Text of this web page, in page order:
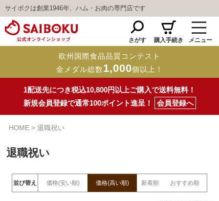
サイボクは創業1946年、ハム・お肉の専門店です
さがす 購入手続き メニュー
欧州国際食品品質コンテスト
金メダル総数1,000個以上！
1配送先につき税込10,800円以上ご購入で送料無料！
新規会員登録で通常100ポイント進呈！
会員登録へ
HOME 退職祝い
退職祝い
並び替え 価格(安い順) 価格(高い順) 新着順 おすすめ順